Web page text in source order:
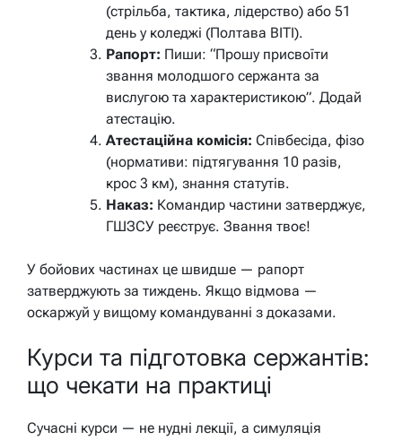
(стрільба, тактика, лідерство) або 51
день у коледжі (Полтава ВІТІ).
Рапорт: Пиши: “Прошу присвоїти
звання молодшого сержанта за
вислугою та характеристикою”. Додай
атестацію.
Атестаційна комісія: Співбесіда, фізо
(нормативи: підтягування 10 разів,
крос 3 км), знання статутів.
Наказ: Командир частини затверджує,
ГШЗСУ реєструє. Звання твоє!
У бойових частинах це швидше — рапорт
затверджують за тиждень. Якщо відмова —
оскаржуй у вищому командуванні з доказами.
Курси та підготовка сержантів:
що чекати на практиці
Сучасні курси — не нудні лекції, а симуляція